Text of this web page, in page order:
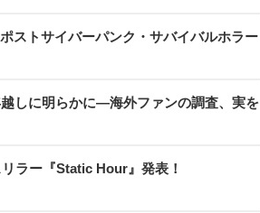
ストサイバーパンク・サバイバルホラー
しに明らかに―海外ファンの調査、実を
ラー『Static Hour』発表！